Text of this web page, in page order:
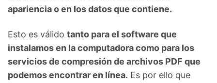
apariencia o en los datos que contiene.
Esto es válido tanto para el software que
instalamos en la computadora como para los
servicios de compresión de archivos PDF que
podemos encontrar en línea. Es por ello que